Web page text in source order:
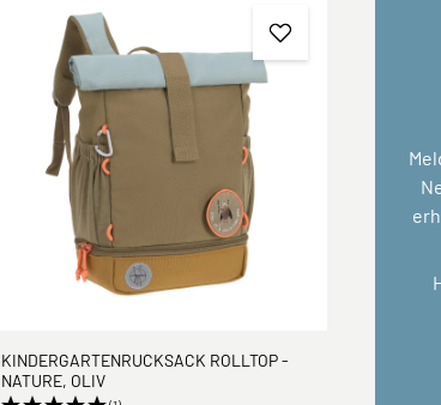
KINDERGARTENRUCKSACK ROLLTOP -
NATURE, OLIV